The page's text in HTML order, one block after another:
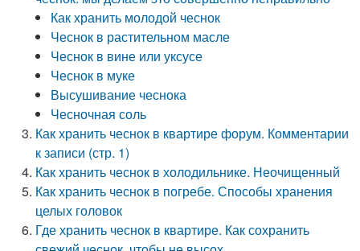
Как хранить молодой чеснок
Чеснок в растительном масле
Чеснок в вине или уксусе
Чеснок в муке
Высушивание чеснока
Чесночная соль
Как хранить чеснок в квартире форум. Комментарии
к записи (стр. 1)
Как хранить чеснок в холодильнике. Неочищенный
Как хранить чеснок в погребе. Способы хранения
целых головок
Где хранить чеснок в квартире. Как сохранить